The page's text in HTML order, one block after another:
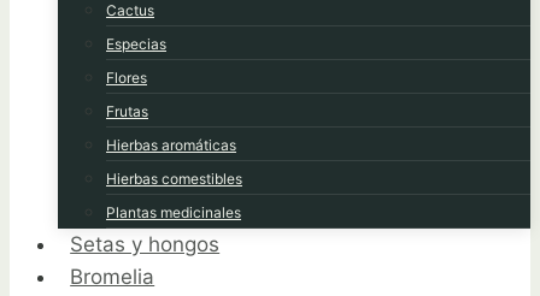
Cactus
Especias
Flores
Frutas
Hierbas aromáticas
Hierbas comestibles
Plantas medicinales
Setas y hongos
Bromelia